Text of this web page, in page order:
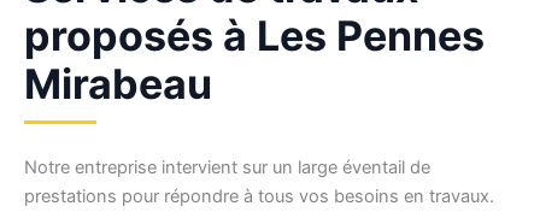
proposés à Les Pennes
Mirabeau
Notre entreprise intervient sur un large éventail de
prestations pour répondre à tous vos besoins en travaux.